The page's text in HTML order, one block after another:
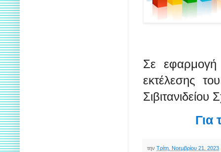
Σε εφαρμογή
εκτέλεσης
Για
την Τρίτη, Νοεμβρίου 21, 2023